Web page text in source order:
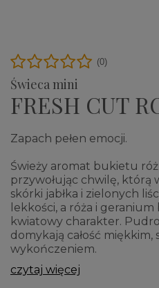
Świeca mini
FRESH CUT
(0)
Zapach pełen emocji.
Świeży aromat bukietu
przywołując chwilę, którą
skórki jabłka i zielonych
lekkości, a róża i
kwiatowy charakter.
domykają całość
wykończeniem.
czytaj więcej